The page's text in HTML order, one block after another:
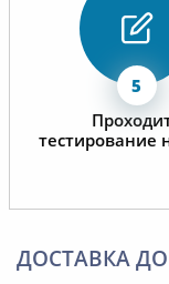
тестирование
ДОСТАВКА